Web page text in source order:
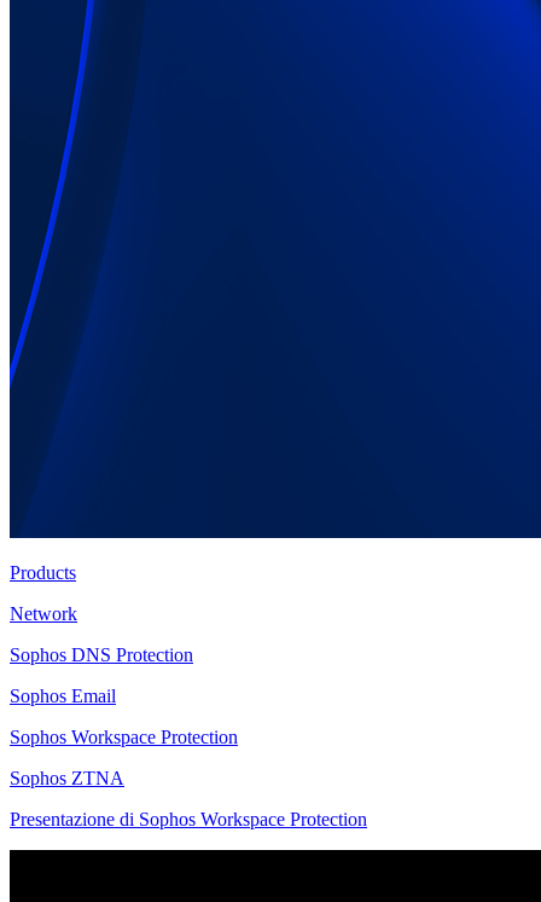
Products
Network
Sophos DNS Protection
Sophos Email
Sophos Workspace Protection
Sophos ZTNA
Presentazione di Sophos Workspace Protection